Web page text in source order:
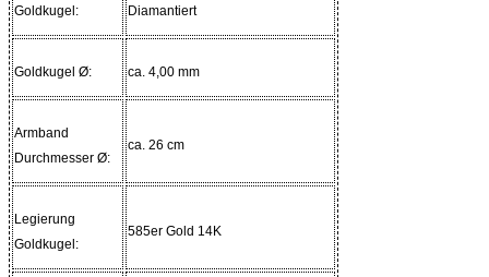
Goldkugel: Diamantiert
Goldkugel Ø: ca. 4,00 mm
Armband
Durchmesser Ø:
ca. 26 cm
Legierung
Goldkugel:
585er Gold 14K